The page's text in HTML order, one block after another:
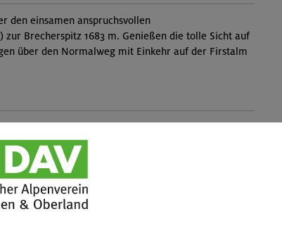
den einsamen anspruchsvollen
Brecherspitz 1683 m. Genießen die tolle Sicht auf
über den Normalweg mit Einkehr auf der Firstalm
und Steigen sowie auf schmalen Trittpfaden und in
in kurzen Felspassagen bis Schwierigkeitsgrad I